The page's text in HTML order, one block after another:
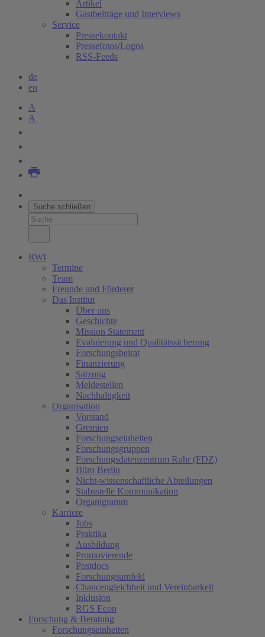
Artikel
Gastbeiträge und Interviews
Service
Pressekontakt
Pressefotos/Logos
RSS-Feeds
de
en
A
A
Suche schließen
RWI
Termine
Team
Freunde und Förderer
Das Institut
Über uns
Geschichte
Mission Statement
Evaluierung und Qualitätssicherung
Forschungsbeirat
Finanzierung
Satzung
Meldestellen
Nachhaltigkeit
Organisation
Vorstand
Gremien
Forschungseinheiten
Forschungsgruppen
Forschungsdatenzentrum Ruhr (FDZ)
Büro Berlin
Nicht-wissenschaftliche Abteilungen
Stabsstelle Kommunikation
Organigramm
Karriere
Jobs
Praktika
Ausbildung
Promovierende
Postdocs
Forschungsumfeld
Chancengleichheit und Vereinbarkeit
Inklusion
RGS Econ
Forschung & Beratung
Forschungseinheiten